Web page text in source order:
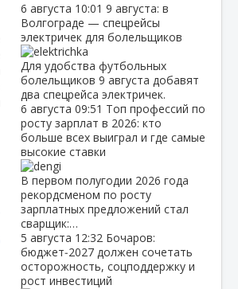
6 августа 10:01 9 августа: в
Волгограде — спецрейсы
электричек для болельщиков
Для удобства футбольных
болельщиков 9 августа добавят
два спецрейса электричек.
6 августа 09:51 Топ профессий по
росту зарплат в 2026: кто
больше всех выиграл и где самые
высокие ставки
В первом полугодии 2026 года
рекордсменом по росту
зарплатных предложений стал
сварщик:…
5 августа 12:32 Бочаров:
бюджет‑2027 должен сочетать
осторожность, соцподдержку и
рост инвестиций